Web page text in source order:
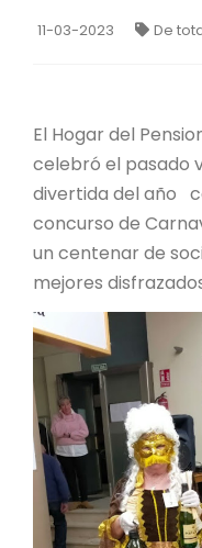
11-03-2023 De
El Hogar del
celebró el pasado
divertida del año
concurso de
un centenar de
mejores